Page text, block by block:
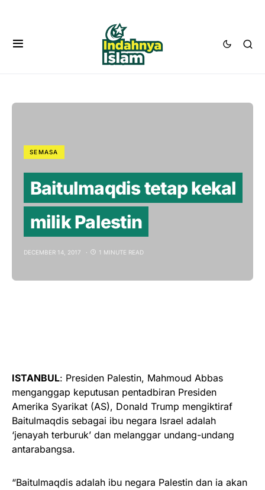
SEMASA
Baitulmaqdis tetap kekal
milik Palestin
DECEMBER 14, 2017 1 MINUTE READ
ISTANBUL: Presiden Palestin, Mahmoud Abbas
menganggap keputusan pentadbiran Presiden
Amerika Syarikat (AS), Donald Trump mengiktiraf
Baitulmaqdis sebagai ibu negara Israel adalah
‘jenayah terburuk’ dan melanggar undang-undang
antarabangsa.
“Baitulmaqdis adalah ibu negara Palestin dan ia akan